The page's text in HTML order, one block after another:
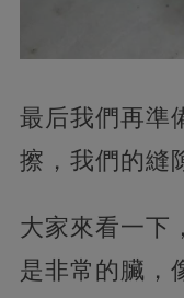
最后我們再準
擦，我們的縫
大家來看一下
是非常的臟，